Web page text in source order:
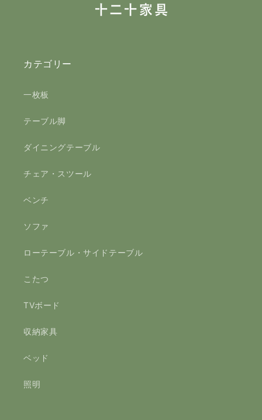
カテゴリー
一枚板
テーブル脚
ダイニングテーブル
チェア・スツール
ベンチ
ソファ
ローテーブル・サイドテーブル
こたつ
TVボード
収納家具
ベッド
照明